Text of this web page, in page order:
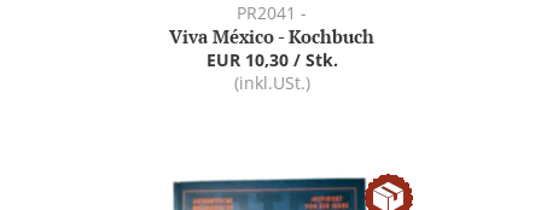
PR2041 -
Viva México - Kochbuch
EUR 10,30 / Stk.
(inkl.USt.)